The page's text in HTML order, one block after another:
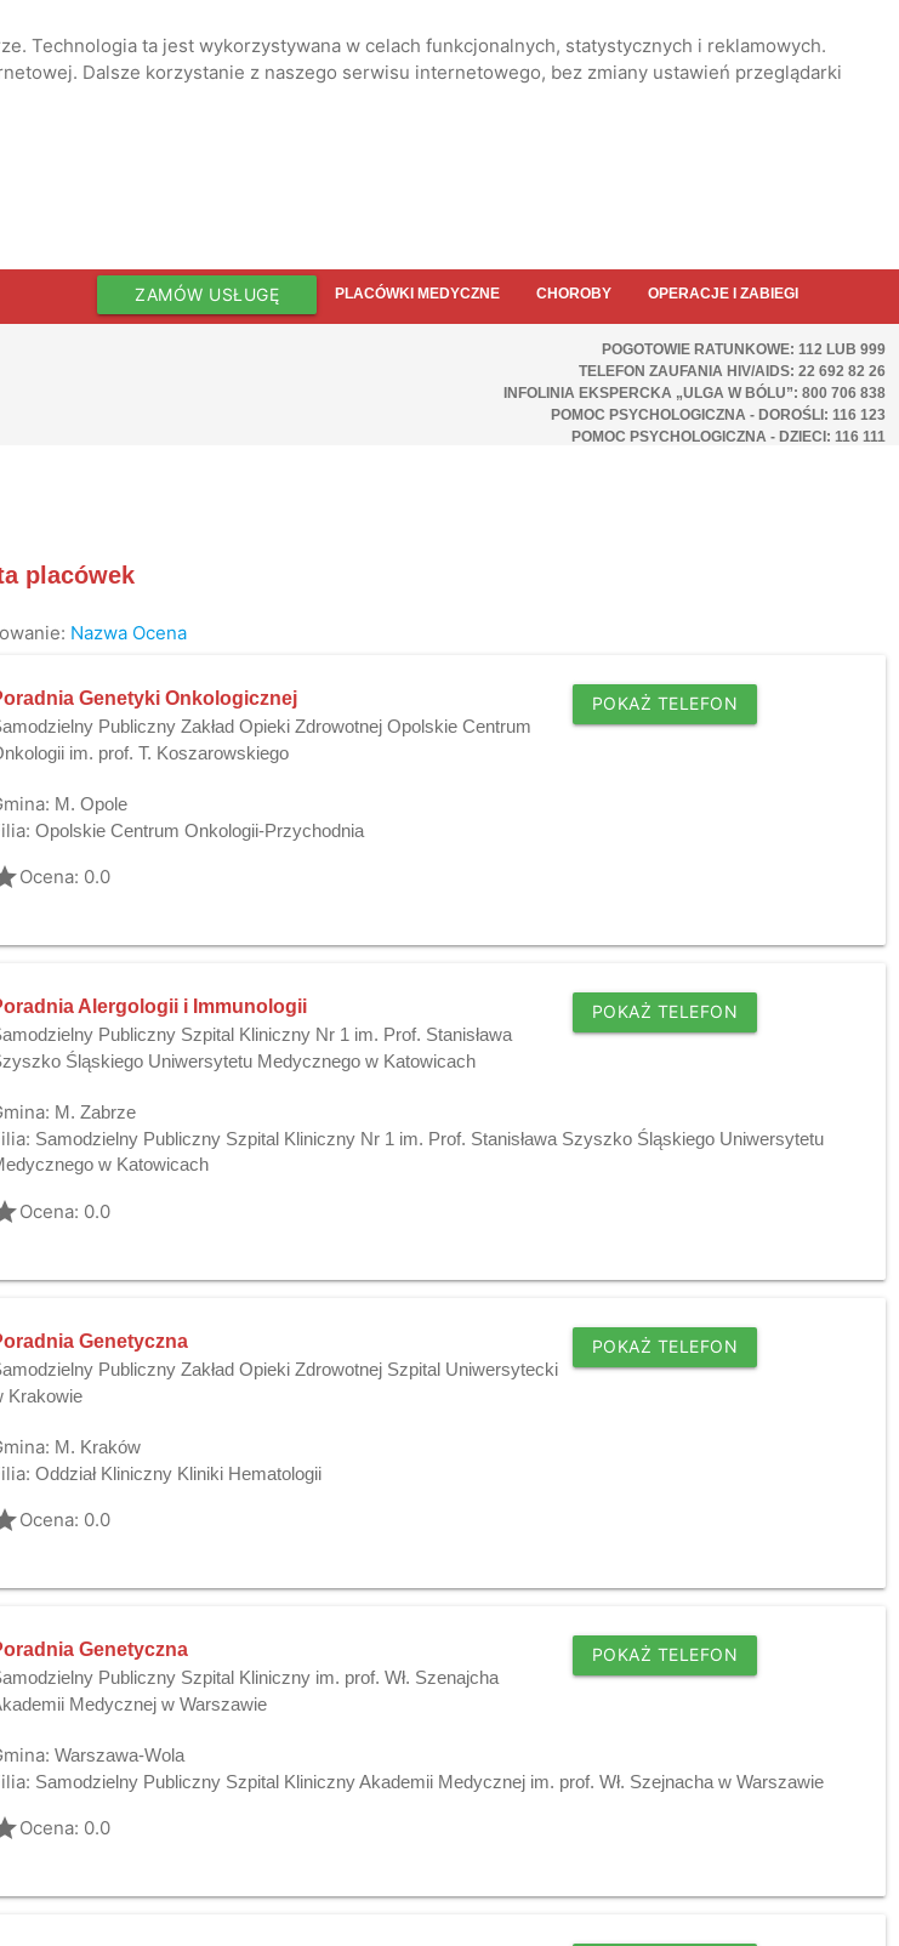
Technologia ta jest wykorzystywana w celach funkcjonalnych, statystycznych i reklamowych.
Dalsze korzystanie z naszego serwisu internetowego, bez zmiany ustawień przeglądarki
ZAMÓW USŁUGĘ PLACÓWKI MEDYCZNE CHOROBY OPERACJE I ZABIEGI
POGOTOWIE RATUNKOWE: 112 LUB 999
TELEFON ZAUFANIA HIV/AIDS: 22 692 82 26
INFOLINIA EKSPERCKA „ULGA W BÓLU”: 800 706 838
POMOC PSYCHOLOGICZNA - DOROŚLI: 116 123
POMOC PSYCHOLOGICZNA - DZIECI: 116 111
placówek
Nazwa Ocena
Genetyki Onkologicznej
Publiczny Zakład Opieki Zdrowotnej Opolskie Centrum
im. prof. T. Koszarowskiego
POKAŻ TELEFON
M. Opole
Opolskie Centrum Onkologii-Przychodnia
Ocena: 0.0
Alergologii i Immunologii
Publiczny Szpital Kliniczny Nr 1 im. Prof. Stanisława
Śląskiego Uniwersytetu Medycznego w Katowicach
POKAŻ TELEFON
M. Zabrze
Samodzielny Publiczny Szpital Kliniczny Nr 1 im. Prof. Stanisława Szyszko Śląskiego Uniwersytetu
w Katowicach
Ocena: 0.0
Genetyczna
Publiczny Zakład Opieki Zdrowotnej Szpital Uniwersytecki
Krakowie
POKAŻ TELEFON
M. Kraków
Oddział Kliniczny Kliniki Hematologii
Ocena: 0.0
Genetyczna
Publiczny Szpital Kliniczny im. prof. Wł. Szenajcha
Medycznej w Warszawie
POKAŻ TELEFON
Warszawa-Wola
Samodzielny Publiczny Szpital Kliniczny Akademii Medycznej im. prof. Wł. Szejnacha w Warszawie
Ocena: 0.0